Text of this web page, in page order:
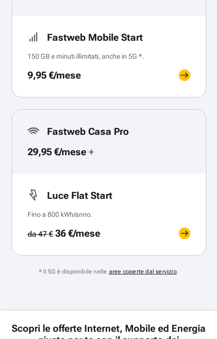
Fastweb Mobile Start
150 GB e minuti illimitati, anche in 5G *.
9,95 €/mese
Fastweb Casa Pro
29,95 €/mese +
Luce Flat Start
Fino a 800 kWh/anno.
da 47 €36 €/mese
* Il 5G è disponibile nelle aree coperte dal servizio.
Scopri le offerte Internet, Mobile ed Energia